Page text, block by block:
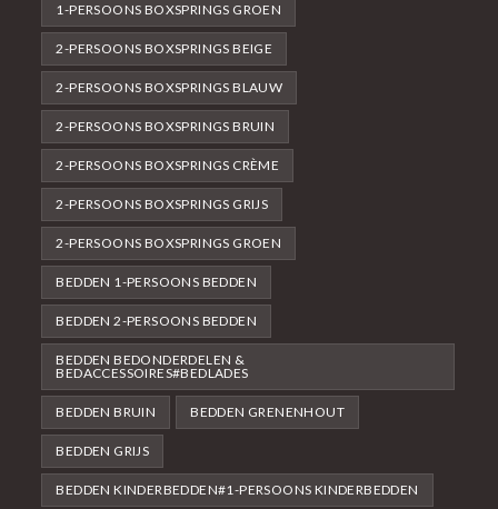
1-PERSOONS BOXSPRINGS GROEN
2-PERSOONS BOXSPRINGS BEIGE
2-PERSOONS BOXSPRINGS BLAUW
2-PERSOONS BOXSPRINGS BRUIN
2-PERSOONS BOXSPRINGS CRÈME
2-PERSOONS BOXSPRINGS GRIJS
2-PERSOONS BOXSPRINGS GROEN
BEDDEN 1-PERSOONS BEDDEN
BEDDEN 2-PERSOONS BEDDEN
BEDDEN BEDONDERDELEN &
BEDACCESSOIRES#BEDLADES
BEDDEN BRUIN BEDDEN GRENENHOUT
BEDDEN GRIJS
BEDDEN KINDERBEDDEN#1-PERSOONS KINDERBEDDEN